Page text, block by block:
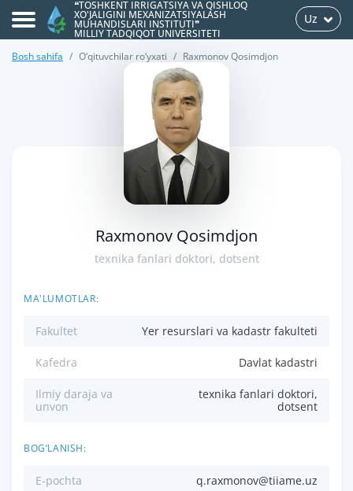
❝TOSHKENT IRRIGATSIYA VA QISHLOQ
XO'JALIGINI MEXANIZATSIYALASH
MUHANDISLARI INSTITUTI❞
MILLIY TADQIQOT UNIVERSITETI
Uz
Bosh sahifa O‘qituvchilar ro‘yxati Raxmonov Qosimdjon
Raxmonov Qosimdjon
texnika fanlari doktori, dotsent
MA'LUMOTLAR:
Fakultet Yer resurslari va kadastr fakulteti
Kafedra Davlat kadastri
Ilmiy daraja va
unvon
texnika fanlari doktori,
dotsent
BOG‘LANISH:
E-pochta q.raxmonov@tiiame.uz